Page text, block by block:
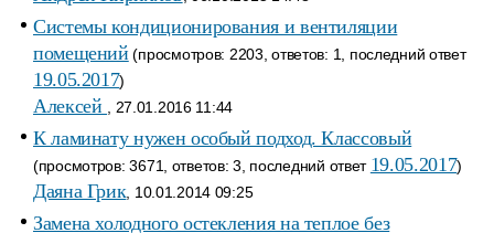
Системы кондиционирования и вентиляции
помещений (просмотров: 2203, ответов: 1, последний ответ
19.05.2017)
Алексей , 27.01.2016 11:44
К ламинату нужен особый подход. Классовый
(просмотров: 3671, ответов: 3, последний ответ 19.05.2017)
Даяна Грик, 10.01.2014 09:25
Замена холодного остекления на теплое без